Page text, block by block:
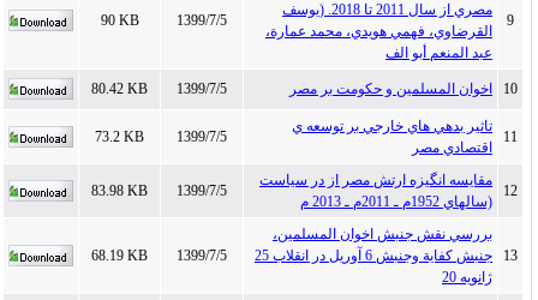
مصري از سال 2011 تا 2018. (يوسف
القرضاوي، فهمي هويدي، محمد عمارة،
عبد المنعم أبو الف
1399/7/5
90 KB
10 اخوان المسلمين و حكومت بر مصر 1399/7/5
80.42 KB
11
تاثير بدهي هاي خارجي بر توسعه ي
اقتصادي مصر
1399/7/5
73.2 KB
12
مقايسه انگيزه ارتش مصر از در سياست
(سالهاي 1952م ـ 2011م ـ 2013 م
1399/7/5
83.98 KB
13
بررسي نقش جنبش اخوان المسلمين،
جنبش كفاية وجنبش 6 آوريل در انقلاب 25
ژانويه 20
1399/7/5
68.19 KB